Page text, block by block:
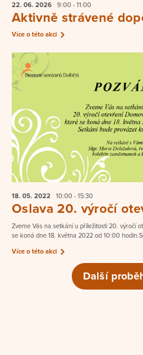
22. 06. 2026 9:00 - 11:00
Aktivně strávené
Více o této akci
18. 05. 2022 10:00 - 15:30
Oslava 20. výročí
Zveme Vás na setkání u příležitosti 20. výročí
se koná dne 18. května 2022 od 10:00
Více o této akci
Další